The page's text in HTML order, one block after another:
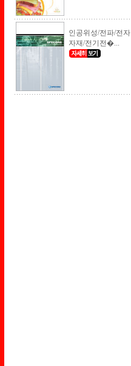
인공위성/전파/전자
자재/전기전�...